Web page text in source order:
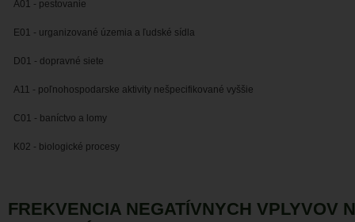
A01 - pestovanie
E01 - urganizované územia a ľudské sídla
D01 - dopravné siete
A11 - poľnohospodarske aktivity nešpecifikované vyššie
C01 - baníctvo a lomy
K02 - biologické procesy
FREKVENCIA NEGATÍVNYCH VPLYVOV